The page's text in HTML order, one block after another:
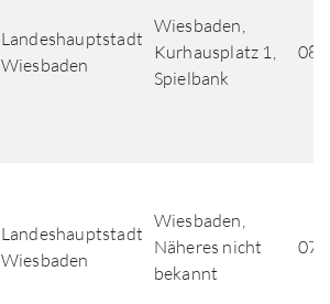
Landeshauptstadt
Wiesbaden
Wiesbaden,
Kurhausplatz 1,
Spielbank
Landeshauptstadt
Wiesbaden
Wiesbaden,
Näheres nicht
bekannt